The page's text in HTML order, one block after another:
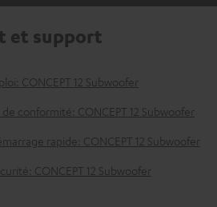
et support
CONCEPT 12 Subwoofer
conformité: CONCEPT 12 Subwoofer
rapide: CONCEPT 12 Subwoofer
CONCEPT 12 Subwoofer